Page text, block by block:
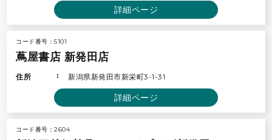
詳細ページ
コード番号：5101
蔦屋書店 新発田店
住所 新潟県新発田市新栄町3-1-31
詳細ページ
コード番号：2604